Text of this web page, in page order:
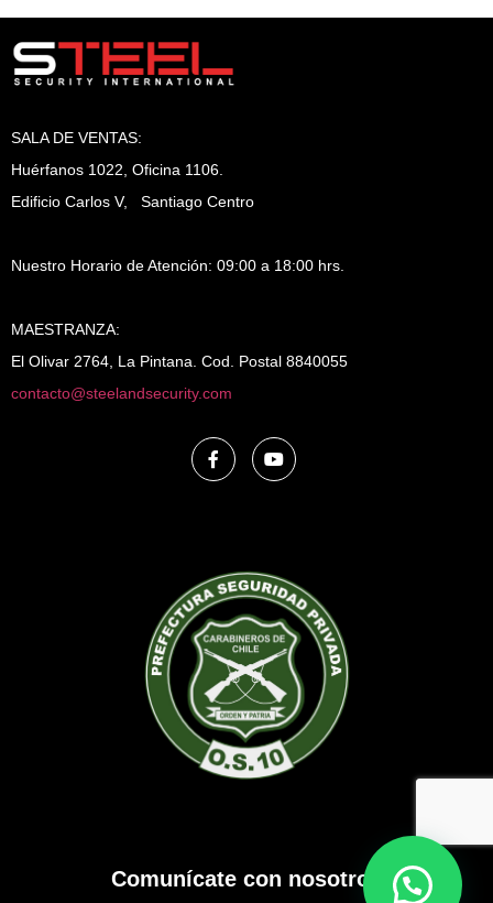
SALA DE VENTAS:
Huérfanos 1022, Oficina 1106.
Edificio Carlos V, Santiago Centro
Nuestro Horario de Atención: 09:00 a 18:00 hrs.
MAESTRANZA:
El Olivar 2764, La Pintana. Cod. Postal 8840055
contacto@steelandsecurity.com
Comunícate con nosotros